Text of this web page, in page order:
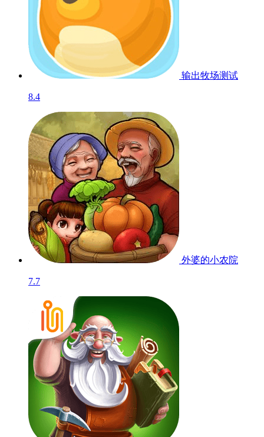
输出牧场测试
8.4
外婆的小农院
7.7